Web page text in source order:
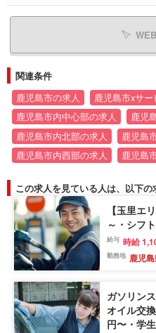
関連条件
鹿児島市の求人
鹿児島市xサー
鹿児島市内中心部の求人
鹿児
鹿児島市内北部の求人
鹿児島
鹿児島市内西部の求人
鹿児島
この求人を見ている人は、以下
【玉里エ
～・シフ
給与 時給
勤務地 鹿児
ガソリン
オイル交
円〜・学